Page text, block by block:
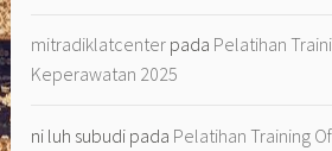
mitradiklatcenter pada Pelatihan
Keperawatan 2025
ni luh subudi pada Pelatihan Training